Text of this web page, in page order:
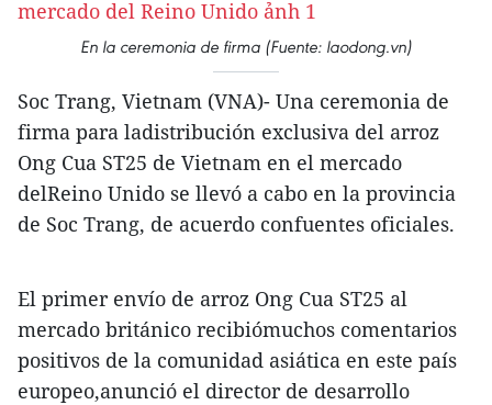
En la ceremonia de firma (Fuente: laodong.vn)
Soc Trang, Vietnam (VNA)- Una ceremonia de
firma para ladistribución exclusiva del arroz
Ong Cua ST25 de Vietnam en el mercado
delReino Unido se llevó a cabo en la provincia
de Soc Trang, de acuerdo confuentes oficiales.
El primer envío de arroz Ong Cua ST25 al
mercado británico recibiómuchos comentarios
positivos de la comunidad asiática en este país
europeo,anunció el director de desarrollo